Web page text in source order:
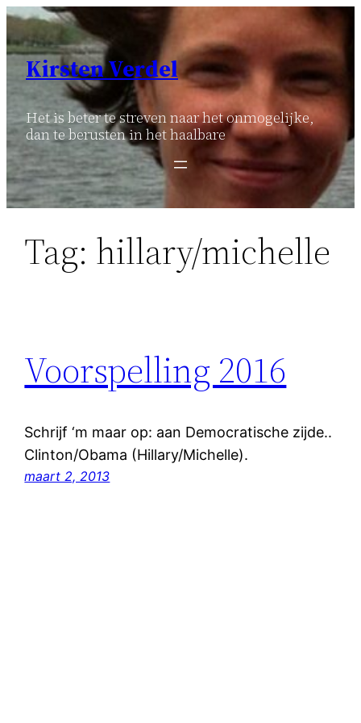
Ga
naar
inhoud
Kirsten Verdel
Het is beter te streven naar het onmogelijke,
dan te berusten in het haalbare
Tag: hillary/michelle
Voorspelling 2016
Schrijf ‘m maar op: aan Democratische zijde..
Clinton/Obama (Hillary/Michelle).
maart 2, 2013